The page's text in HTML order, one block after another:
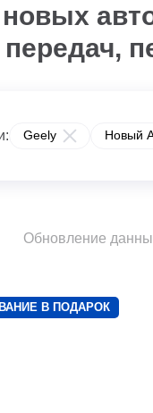
новых
передач,
Geely Новый
Обновление
В ПОДАРОК